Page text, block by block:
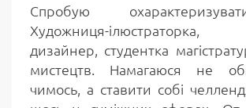
Спробую
Художниця-ілюстраторка,
дизайнер, студентка
мистецтв. Намагаюся не
чимось, а ставити собі